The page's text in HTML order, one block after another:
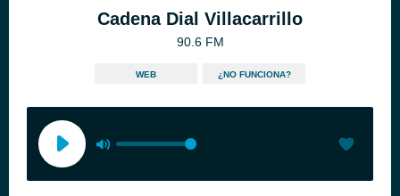
Cadena Dial Villacarrillo
90.6 FM
WEB ¿NO FUNCIONA?